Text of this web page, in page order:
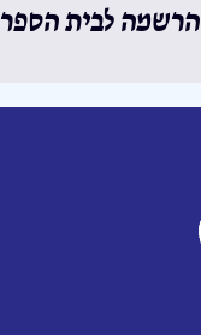
הרשמה לבית הספר